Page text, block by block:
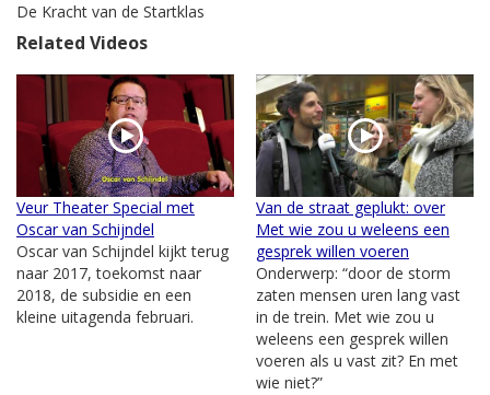
De Kracht van de Startklas
Related Videos
Veur Theater Special met
Oscar van Schijndel
Oscar van Schijndel kijkt terug
naar 2017, toekomst naar
2018, de subsidie en een
kleine uitagenda februari.
Van de straat geplukt: over
Met wie zou u weleens een
gesprek willen voeren
Onderwerp: “door de storm
zaten mensen uren lang vast
in de trein. Met wie zou u
weleens een gesprek willen
voeren als u vast zit? En met
wie niet?”